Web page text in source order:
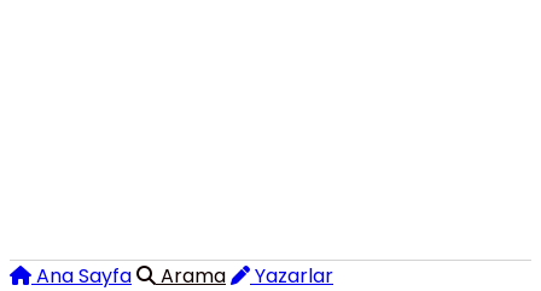
Ana Sayfa Arama
Yazarlar